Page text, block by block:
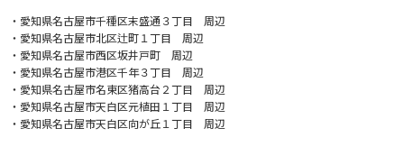
・ 愛知県名古屋市千種区末盛通３丁目 周辺
・愛知県名古屋市北区辻町１丁目 周辺
・愛知県名古屋市西区坂井戸町 周辺
・愛知県名古屋市港区千年３丁目 周辺
・愛知県名古屋市名東区猪高台２丁目 周辺
・愛知県名古屋市天白区元植田１丁目 周辺
・愛知県名古屋市天白区向が丘１丁目 周辺